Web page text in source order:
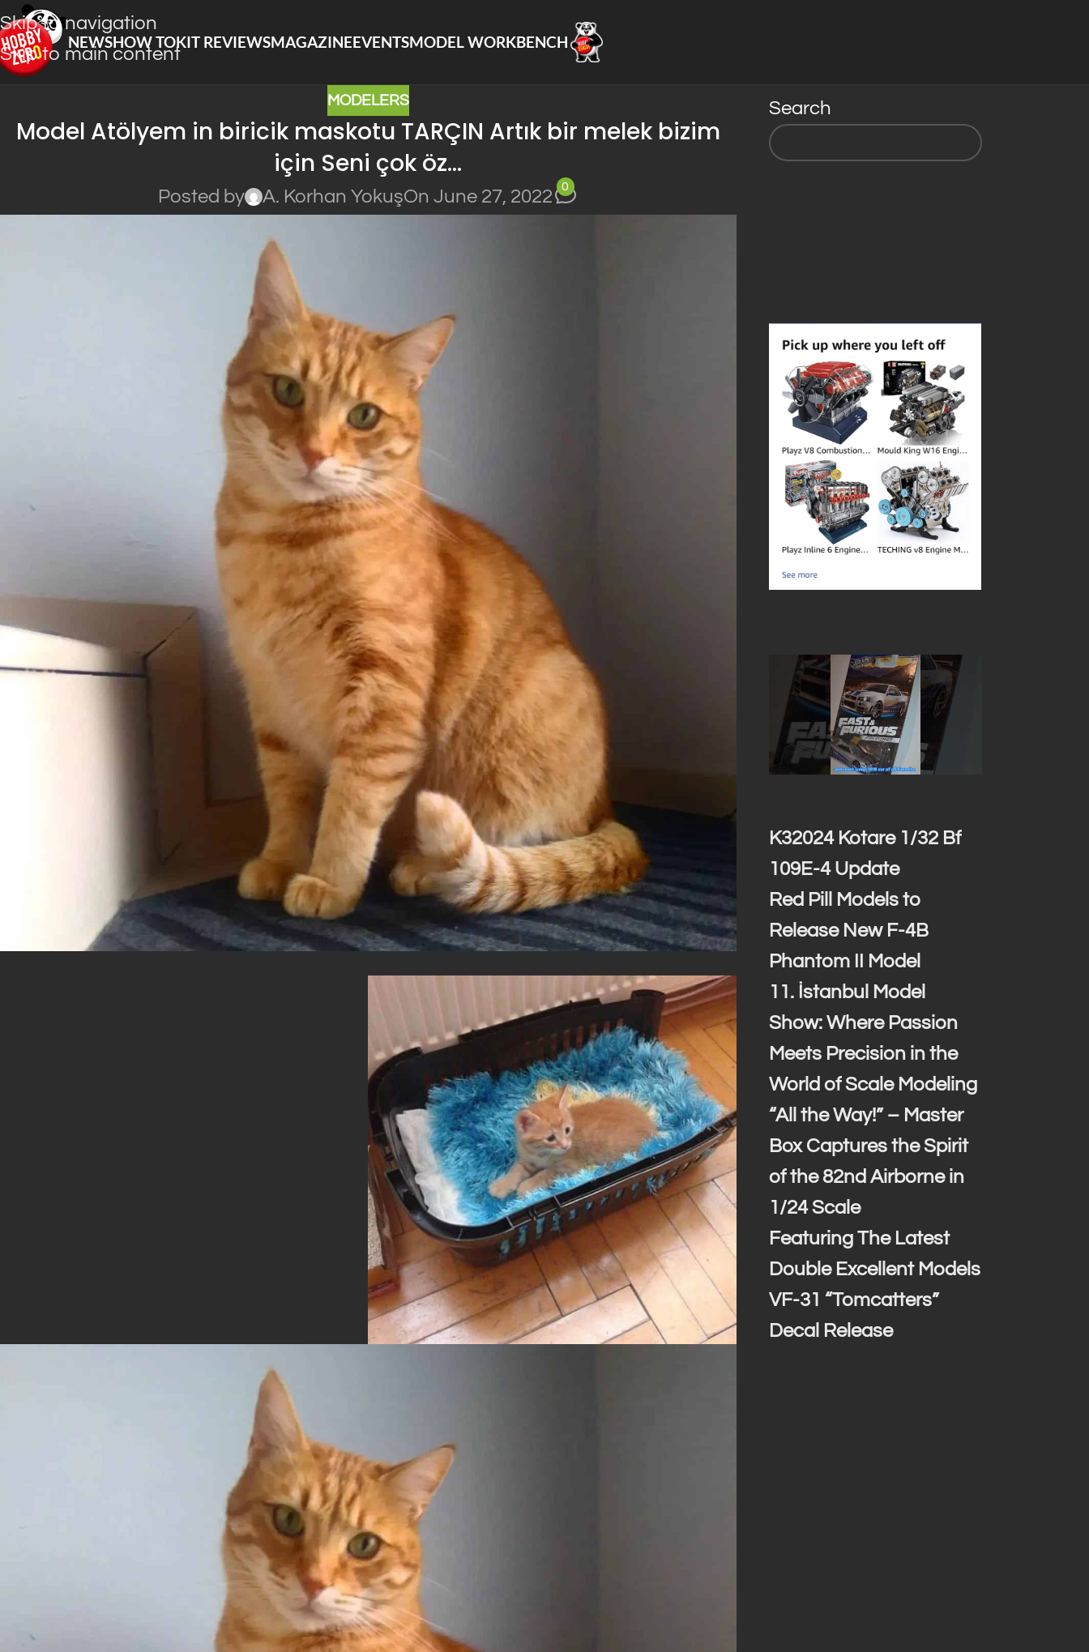
Skip to navigation
Skip to main content
NEWSHOW TOKIT REVIEWSMAGAZINEEVENTSMODEL WORKBENCH
MODELERS
Model Atölyem in biricik maskotu TARÇIN Artık bir melek bizim
için Seni çok öz…
Posted by A. Korhan YokuşOn June 27, 2022
0
Search
K32024 Kotare 1/32 Bf
109E-4 Update
Red Pill Models to
Release New F-4B
Phantom II Model
11. İstanbul Model
Show: Where Passion
Meets Precision in the
World of Scale Modeling
“All the Way!” – Master
Box Captures the Spirit
of the 82nd Airborne in
1/24 Scale
Featuring The Latest
Double Excellent Models
VF-31 “Tomcatters”
Decal Release